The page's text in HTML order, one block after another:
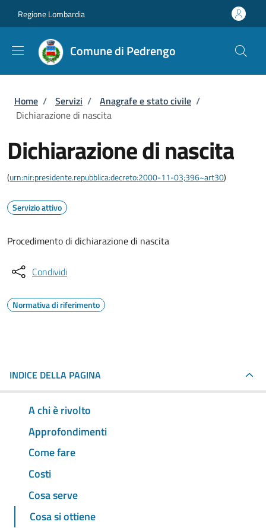
Regione Lombardia
Comune di Pedrengo
Briciole di pane
Home / Servizi / Anagrafe e stato civile /
Dichiarazione di nascita
Dichiarazione di nascita
(urn:nir:presidente.repubblica:decreto:2000-11-03;396~art30)
Servizio attivo
Procedimento di dichiarazione di nascita
Condividi
Normativa di riferimento
INDICE DELLA PAGINA
A chi è rivolto
Approfondimenti
Come fare
Costi
Cosa serve
Cosa si ottiene